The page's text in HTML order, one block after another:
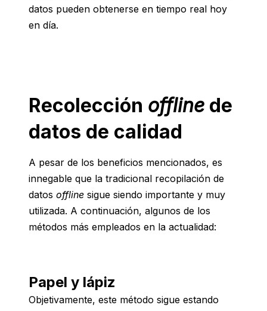
datos pueden obtenerse en tiempo real hoy
en día.
Recolección offline de
datos de calidad
A pesar de los beneficios mencionados, es
innegable que la tradicional recopilación de
datos offline sigue siendo importante y muy
utilizada. A continuación, algunos de los
métodos más empleados en la actualidad:
Papel y lápiz
Objetivamente, este método sigue estando